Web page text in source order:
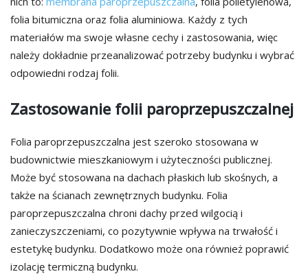
folia bitumiczna oraz folia aluminiowa. Każdy z tych
materiałów ma swoje własne cechy i zastosowania, więc
należy dokładnie przeanalizować potrzeby budynku i wybrać
odpowiedni rodzaj folii.
Zastosowanie folii paroprzepuszczalnej
Folia paroprzepuszczalna jest szeroko stosowana w
budownictwie mieszkaniowym i użyteczności publicznej.
Może być stosowana na dachach płaskich lub skośnych, a
także na ścianach zewnętrznych budynku. Folia
paroprzepuszczalna chroni dachy przed wilgocią i
zanieczyszczeniami, co pozytywnie wpływa na trwałość i
estetykę budynku. Dodatkowo może ona również poprawić
izolację termiczną budynku.